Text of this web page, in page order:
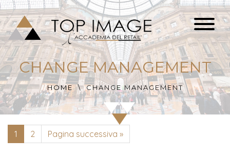
CHANGE MANAGEMENT
HOME CHANGE MANAGEMENT
1 2 Pagina successiva »